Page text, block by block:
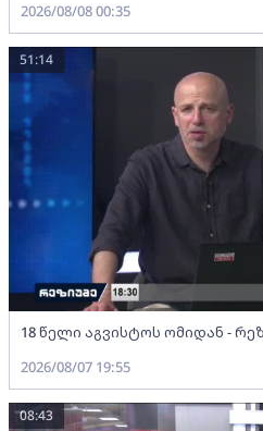
2026/08/08 00:35
18 წელი აგვისტოს ომიდან -
51:14
2026/08/07 19:55
08:43